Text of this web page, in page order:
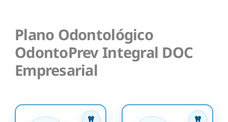
Plano Odontológico
OdontoPrev Integral DOC
Empresarial